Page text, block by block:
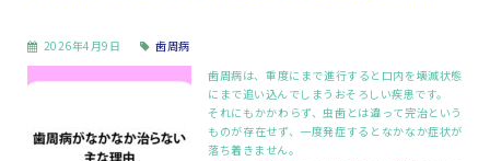
2026年4月9日
歯周病
歯周病は、重度にまで進行すると口内を壊滅状態
にまで追い込んでしまうおそろしい疾患です。
それにもかかわらず、虫歯とは違って完治という
ものが存在せず、一度発症するとなかなか症状が
落ち着きません。